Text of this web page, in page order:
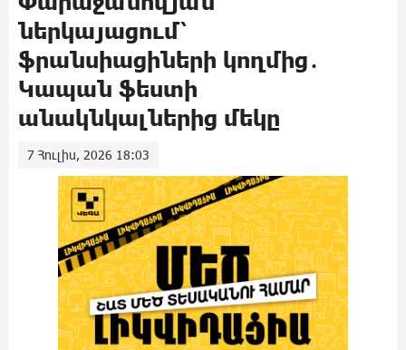
ներկայացում՝
ֆրանսիացիների կողմից․
Կապան ֆեստի
անակնկալներից մեկը
7 Հուլիս, 2026 18:03